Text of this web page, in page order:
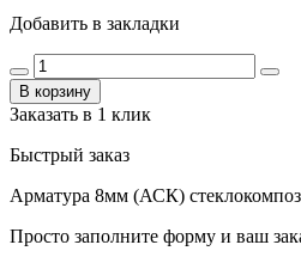
Добавить в закладки
В корзину
Заказать в 1 клик
Быстрый заказ
Арматура 8мм (АСК)
Просто заполните форму и ваш